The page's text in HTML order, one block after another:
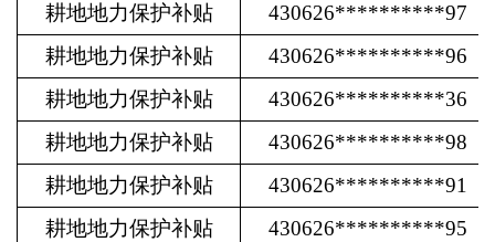
耕地地力保护补贴
430626**********97
耕地地力保护补贴
430626**********96
耕地地力保护补贴
430626**********36
耕地地力保护补贴
430626**********98
耕地地力保护补贴
430626**********91
耕地地力保护补贴
430626**********95